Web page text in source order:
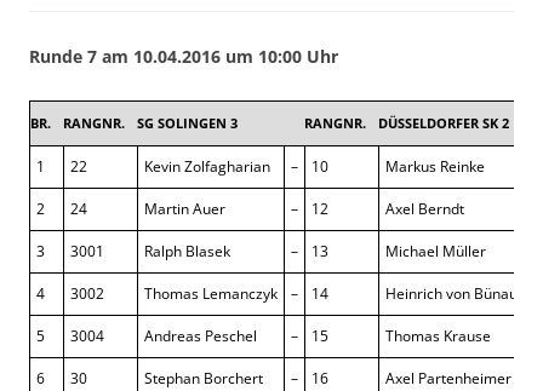
Runde 7 am 10.04.2016 um 10:00 Uhr
BR. RANGNR. SG SOLINGEN 3 RANGNR. DÜSSELDORFER SK 2
1 22 Kevin Zolfagharian – 10 Markus Reinke
2 24 Martin Auer – 12 Axel Berndt
3 3001 Ralph Blasek – 13 Michael Müller
4 3002 Thomas Lemanczyk – 14 Heinrich von Bünau
5 3004 Andreas Peschel – 15 Thomas Krause
6 30 Stephan Borchert – 16 Axel Partenheimer